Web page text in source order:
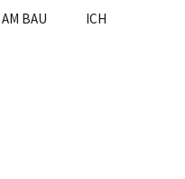
BAU ICH